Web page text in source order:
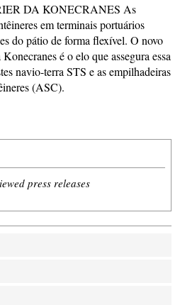
DA KONECRANES As
em terminais portuários
do pátio de forma flexível. O novo
é o elo que assegura essa
navio-terra STS e as empilhadeiras
(ASC).
press releases